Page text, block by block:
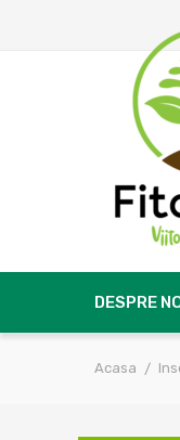
DESPRE
Acasa